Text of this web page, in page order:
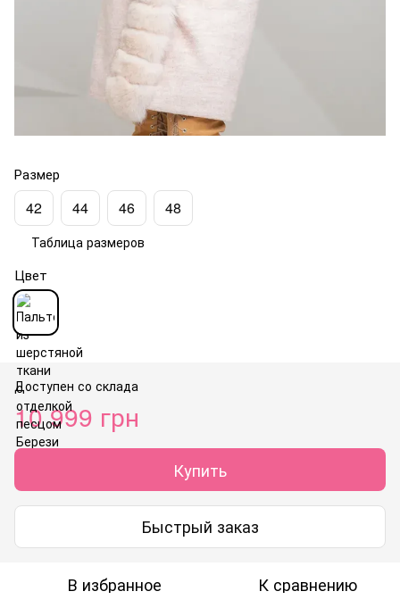
Размер
42 44 46 48
Таблица размеров
Цвет
Доступен со склада
10 999 грн
Купить
Быстрый заказ
В избранное К сравнению